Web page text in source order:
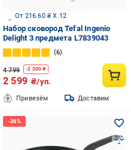
От 216.60 ₴ X 12
Набор сковород Tefal Ingenio
Delight 3 предмета L7839043
6
4 799 -2 200 ₴
2 599 ₴/уп.
Привезём Доставим